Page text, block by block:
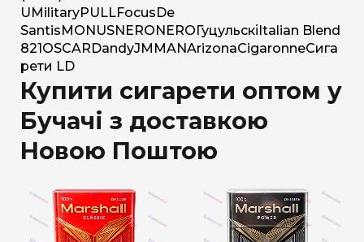
U MilitaryPULLFocus De
Santis MONUSNERO NERO Гуцульскі Italian Blend
821 OSCAR DandyJM MANArizonaCigaronneСига
рети LD
Купити сигарети оптом у
Бучачі з доставкою
Новою Поштою